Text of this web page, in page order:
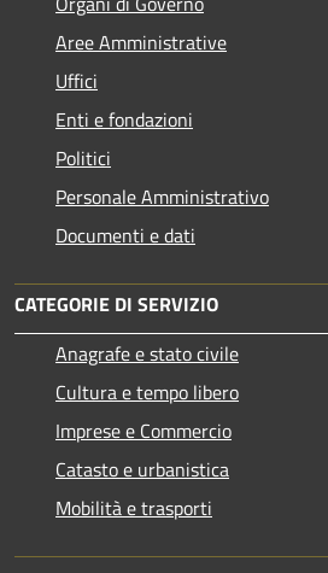
Aree Amministrative
Uffici
Enti e fondazioni
Politici
Personale Amministrativo
Documenti e dati
CATEGORIE DI SERVIZIO
Anagrafe e stato civile
Cultura e tempo libero
Imprese e Commercio
Catasto e urbanistica
Mobilità e trasporti